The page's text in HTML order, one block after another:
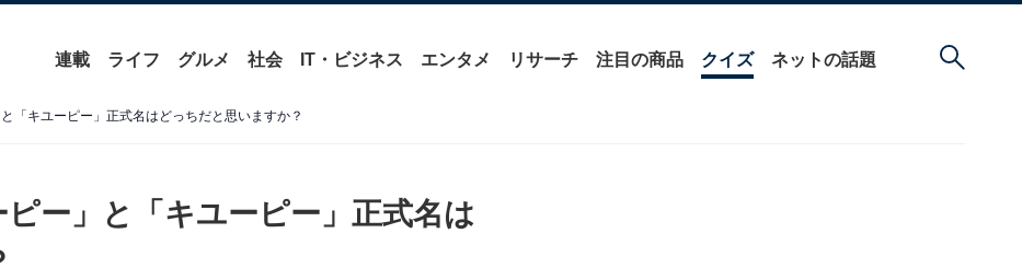
連載 ライフ グルメ 社会 IT・ビジネス エンタメ リサーチ 注目の商品 クイズ ネットの話題
「キユーピー」正式名はどっちだと思いますか？
ピー」と「キユーピー」正式名は